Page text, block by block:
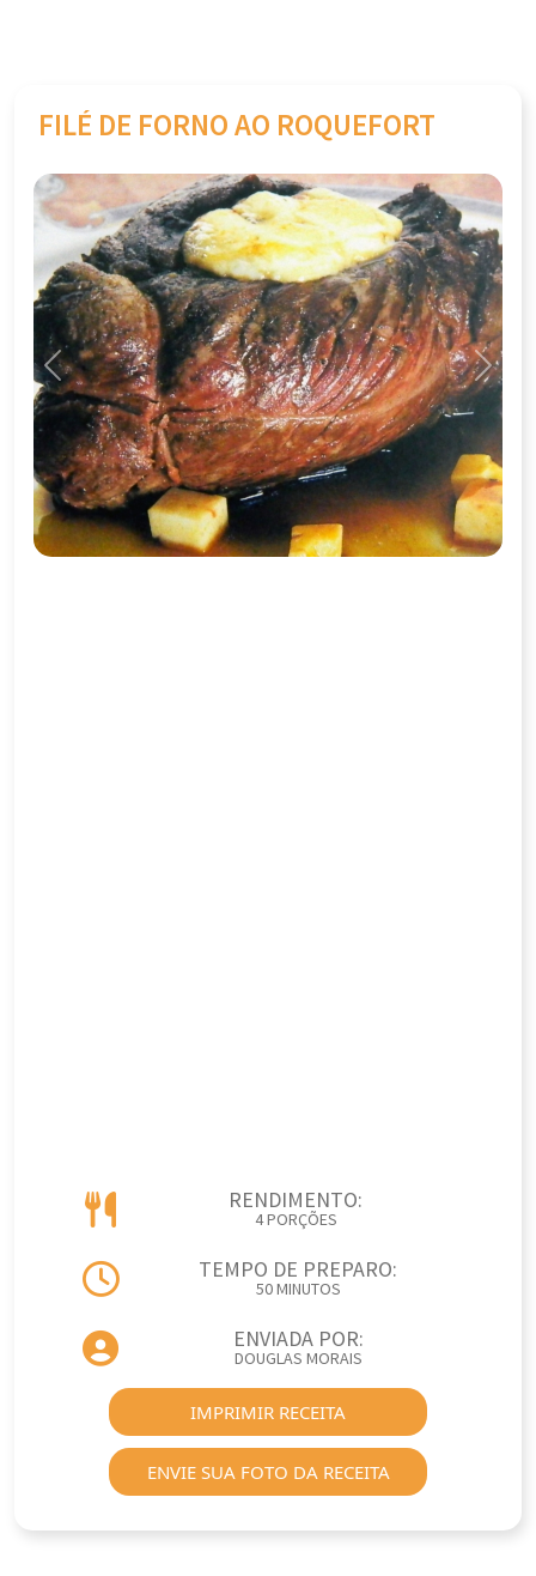
FILÉ DE FORNO AO ROQUEFORT
Previous Next
RENDIMENTO:
4 PORÇÕES
TEMPO DE PREPARO:
50 MINUTOS
ENVIADA POR:
DOUGLAS MORAIS
IMPRIMIR RECEITA
ENVIE SUA FOTO DA RECEITA